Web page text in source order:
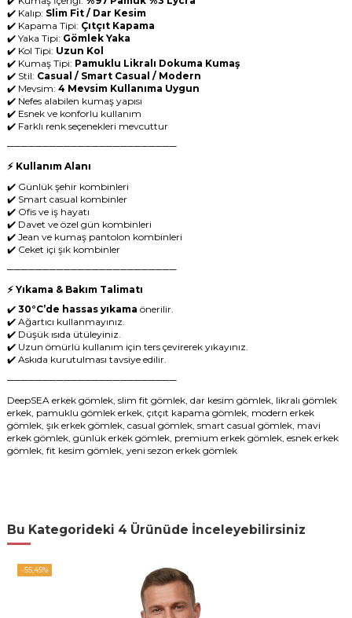
✔️ Kalıp: Slim Fit / Dar Kesim
✔️ Kapama Tipi: Çıtçıt Kapama
✔️ Yaka Tipi: Gömlek Yaka
✔️ Kol Tipi: Uzun Kol
✔️ Kumaş Tipi: Pamuklu Likralı Dokuma Kumaş
✔️ Stil: Casual / Smart Casual / Modern
✔️ Mevsim: 4 Mevsim Kullanıma Uygun
✔️ Nefes alabilen kumaş yapısı
✔️ Esnek ve konforlu kullanım
✔️ Farklı renk seçenekleri mevcuttur
────────────────────────
⚡ Kullanım Alanı
✔️ Günlük şehir kombinleri
✔️ Smart casual kombinler
✔️ Ofis ve iş hayatı
✔️ Davet ve özel gün kombinleri
✔️ Jean ve kumaş pantolon kombinleri
✔️ Ceket içi şık kombinler
────────────────────────
⚡ Yıkama & Bakım Talimatı
✔️ 30°C’de hassas yıkama önerilir.
✔️ Ağartıcı kullanmayınız.
✔️ Düşük ısıda ütüleyiniz.
✔️ Uzun ömürlü kullanım için ters çevirerek yıkayınız.
✔️ Askıda kurutulması tavsiye edilir.
────────────────────────
DeepSEA erkek gömlek, slim fit gömlek, dar kesim gömlek, likralı gömlek
erkek, pamuklu gömlek erkek, çıtçıt kapama gömlek, modern erkek
gömlek, şık erkek gömlek, casual gömlek, smart casual gömlek, mavi
erkek gömlek, günlük erkek gömlek, premium erkek gömlek, esnek erkek
gömlek, fit kesim gömlek, yeni sezon erkek gömlek
Bu Kategorideki 4 Ürünüde İnceleyebilirsiniz
-55,45%